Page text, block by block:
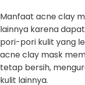
Manfaat acne clay
lainnya karena
pori-pori kulit yang
acne clay mask
tetap bersih,
kulit lainnya.